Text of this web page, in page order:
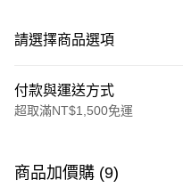
請選擇商品選項
付款與運送方式
超取滿NT$1,500免運
信用卡一次付款
商品加價購 (9)